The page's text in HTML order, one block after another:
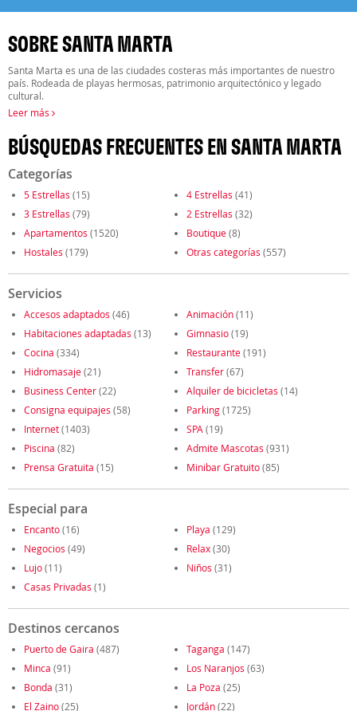
SOBRE SANTA MARTA
Santa Marta es una de las ciudades costeras más importantes de nuestro
país. Rodeada de playas hermosas, patrimonio arquitectónico y legado
cultural.
Leer más
BÚSQUEDAS FRECUENTES EN SANTA MARTA
Categorías
5 Estrellas (15) 4 Estrellas (41)
3 Estrellas (79) 2 Estrellas (32)
Apartamentos (1520) Boutique(8)
Hostales (179) Otras categorías (557)
Servicios
Accesos adaptados (46) Animación(11)
Habitaciones adaptadas (13) Gimnasio(19)
Cocina (334) Restaurante(191)
Hidromasaje(21) Transfer(67)
Business Center(22) Alquiler de bicicletas (14)
Consigna equipajes (58) Parking(1725)
Internet(1403) SPA (19)
Piscina (82) Admite Mascotas (931)
Prensa Gratuita (15) Minibar Gratuito(85)
Especial para
Encanto(16) Playa (129)
Negocios (49) Relax(30)
Lujo(11) Niños (31)
Casas Privadas (1)
Destinos cercanos
Puerto de Gaira (487) Taganga (147)
Minca (91) Los Naranjos (63)
Bonda (31) La Poza (25)
El Zaino(25) Jordán(22)